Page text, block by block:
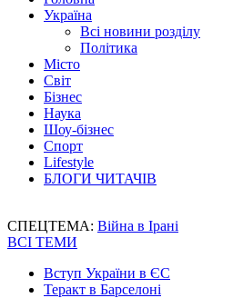
Україна
Всі новини розділу
Політика
Місто
Світ
Бізнес
Наука
Шоу-бізнес
Спорт
Lifestyle
БЛОГИ ЧИТАЧІВ
СПЕЦТЕМА: Війна в Ірані
ВСІ ТЕМИ
Вступ України в ЄС
Теракт в Барселоні